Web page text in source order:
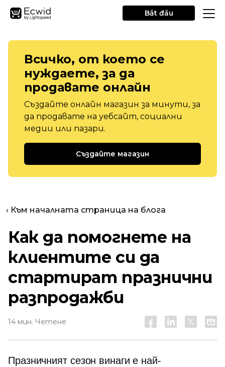
Bắt đầu
Всичко, от което се
нуждаете, за да
продавате онлайн
Създайте онлайн магазин за минути, за
да продавате на уебсайт, социални
медии или пазари.
Създайте магазин
‹ Към началната страница на блога
Как да помогнете на
клиентите си да
стартират празнични
разпродажби
14 мин. Четене
Празничният сезон винаги е най-